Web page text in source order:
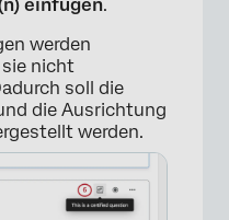
×
einfügen.
werden
sie nicht
soll die
die Ausrichtung
werden.